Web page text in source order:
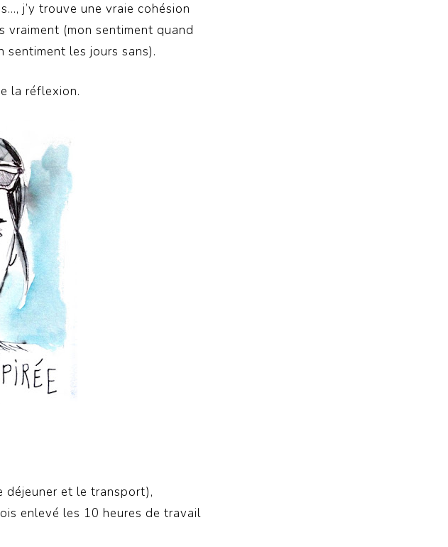
j’y trouve une vraie cohésion
vraiment (mon sentiment quand
sentiment les jours sans).
la réflexion.
déjeuner et le transport),
enlevé les 10 heures de travail